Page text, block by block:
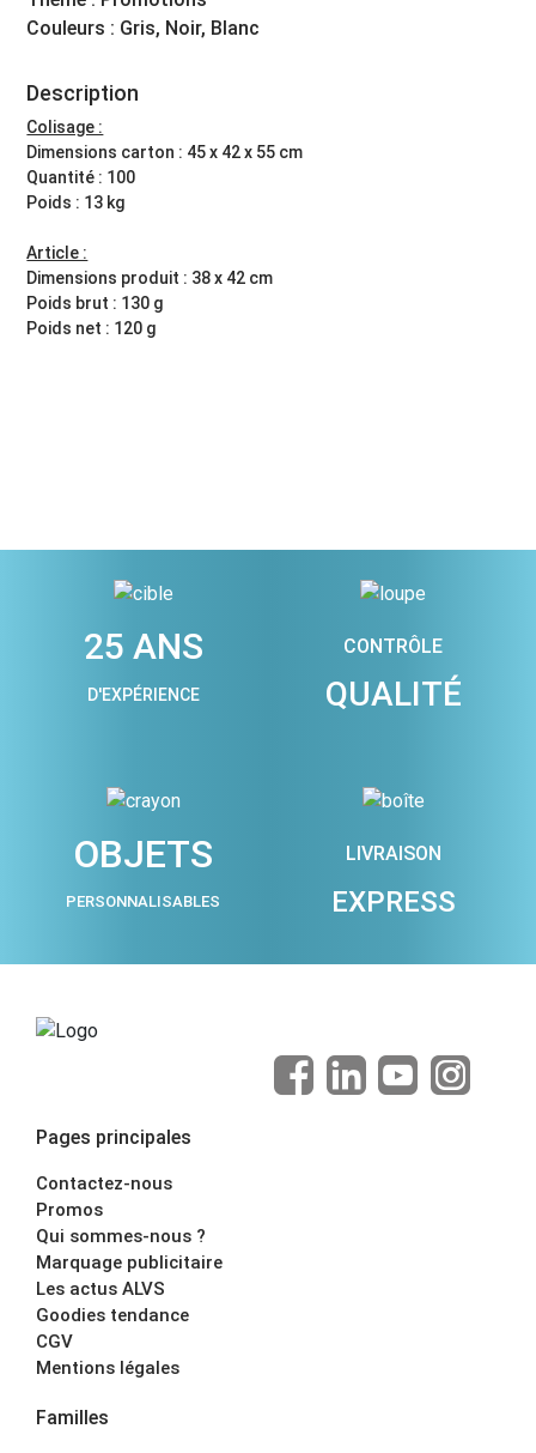
Couleurs : Gris, Noir, Blanc
Description
Colisage :
Dimensions carton : 45 x 42 x 55 cm
Quantité : 100
Poids : 13 kg
Article :
Dimensions produit : 38 x 42 cm
Poids brut : 130 g
Poids net : 120 g
25 ANS
D'EXPÉRIENCE
CONTRÔLE
QUALITÉ
OBJETS
PERSONNALISABLES
LIVRAISON
EXPRESS
Pages principales
Contactez-nous
Promos
Qui sommes-nous ?
Marquage publicitaire
Les actus ALVS
Goodies tendance
CGV
Mentions légales
Familles